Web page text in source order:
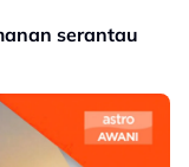
serantau